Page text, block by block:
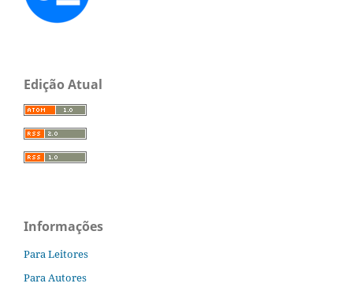
Edição Atual
Informações
Para Leitores
Para Autores